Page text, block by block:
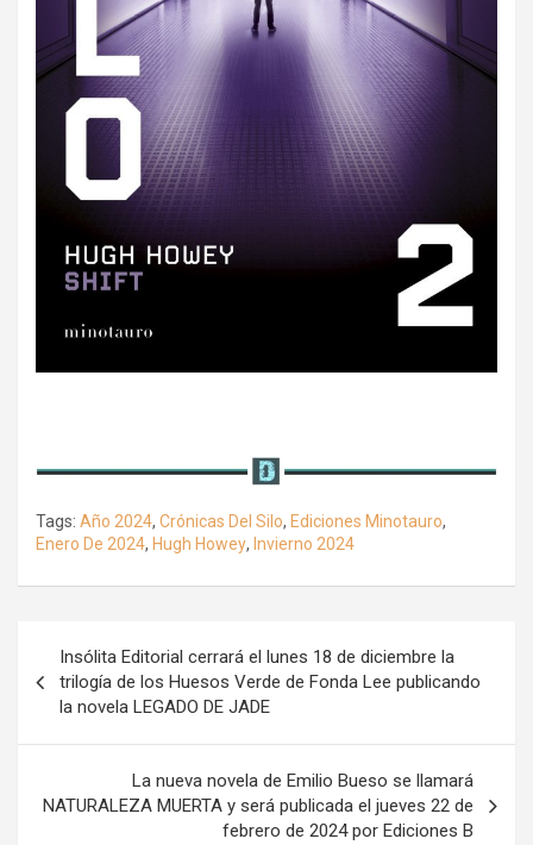
Tags: Año 2024, Crónicas Del Silo, Ediciones Minotauro,
Enero De 2024, Hugh Howey, Invierno 2024
de
entradas
Insólita Editorial cerrará el lunes 18 de diciembre la
trilogía de los Huesos Verde de Fonda Lee publicando
la novela LEGADO DE JADE
La nueva novela de Emilio Bueso se llamará
NATURALEZA MUERTA y será publicada el jueves 22 de
febrero de 2024 por Ediciones B